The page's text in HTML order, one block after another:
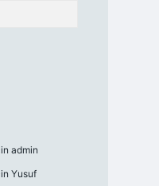
admin
Yusuf